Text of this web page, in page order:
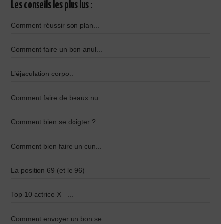
Les conseils les plus lus :
Comment réussir son plan...
Comment faire un bon anul...
L’éjaculation corpo...
Comment faire de beaux nu...
Comment bien se doigter ?...
Comment bien faire un cun...
La position 69 (et le 96)
Top 10 actrice X –...
Comment envoyer un bon se...